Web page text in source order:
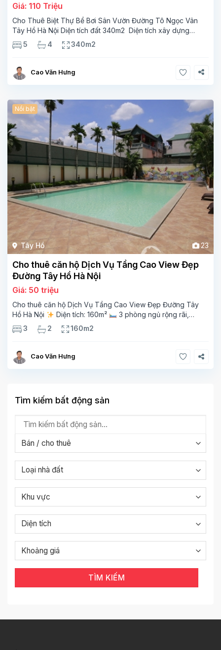
Giá: 110 Triệu
Cho Thuê Biệt Thự Bể Bơi Sân Vườn Đường Tô Ngọc Vân
Tây Hồ Hà Nội Diện tích đất 340m2 Diện tích xây dựng
110m2 Xây 3 tầng, 5 phòng ngủ 4 phòng tắm Tầng 1, ,
phòng khách , phòng bếp-1wc Tầng 2, 3
5 4 340m2
Cao Văn Hưng
Tây Hồ 23
Nổi bật
Cho thuê căn hộ Dịch Vụ Tầng Cao View Đẹp
Đường Tây Hồ Hà Nội
Giá: 50 triệu
Cho thuê căn hộ Dịch Vụ Tầng Cao View Đẹp Đường Tây
Hồ Hà Nội
Diện tích: 160m²
3 phòng ngủ rộng rãi,
thoáng sáng
2 phòng tắm tiện nghi
khách hiện đại, ban công thoáng mát
3 2 160m2
Cao Văn Hưng
Tìm kiếm bất động sản
TÌM KIẾM